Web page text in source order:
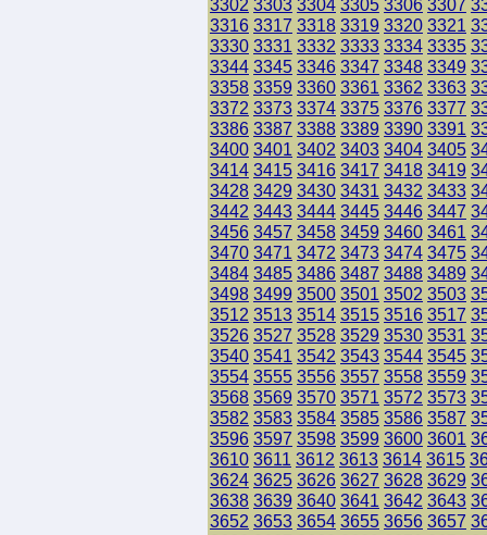
3302 3303 3304 3305 3306 3307
3316 3317 3318 3319 3320 3321
3330 3331 3332 3333 3334 3335
3344 3345 3346 3347 3348 3349
3358 3359 3360 3361 3362 3363
3372 3373 3374 3375 3376 3377
3386 3387 3388 3389 3390 3391
3400 3401 3402 3403 3404 3405
3414 3415 3416 3417 3418 3419
3428 3429 3430 3431 3432 3433
3442 3443 3444 3445 3446 3447
3456 3457 3458 3459 3460 3461
3470 3471 3472 3473 3474 3475
3484 3485 3486 3487 3488 3489
3498 3499 3500 3501 3502 3503
3512 3513 3514 3515 3516 3517
3526 3527 3528 3529 3530 3531
3540 3541 3542 3543 3544 3545
3554 3555 3556 3557 3558 3559
3568 3569 3570 3571 3572 3573
3582 3583 3584 3585 3586 3587
3596 3597 3598 3599 3600 3601
3610 3611 3612 3613 3614 3615
3624 3625 3626 3627 3628 3629
3638 3639 3640 3641 3642 3643
3652 3653 3654 3655 3656 3657